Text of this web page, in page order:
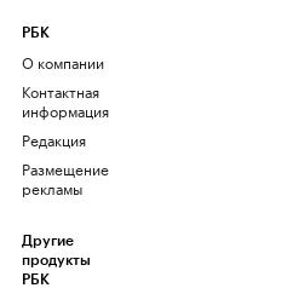
РБК
О компании
Контактная
информация
Редакция
Размещение
рекламы
Другие
продукты
РБК